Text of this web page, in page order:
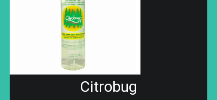
Citrobug